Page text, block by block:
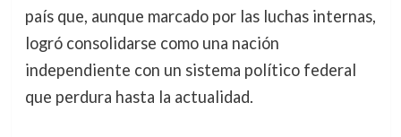
país que, aunque marcado por las luchas internas,
logró consolidarse como una nación
independiente con un sistema político federal
que perdura hasta la actualidad.